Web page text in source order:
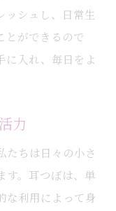
ッシュし、日常生
とができるので
に入れ、毎日をよ
力
たちは日々の小さ
す。耳つぼは、単
な利用によって身